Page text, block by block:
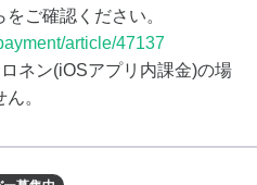
ご確認ください。
article/47137
ネン(iOSアプリ内課金)の場
。